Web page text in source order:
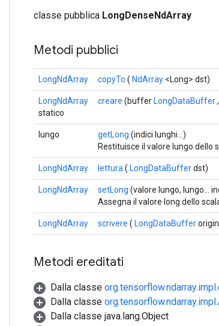
classe pubblica LongDenseNdArray
Metodi pubblici
LongNdArray copyTo ( NdArray <Long> dst)
LongNdArray
statico
creare (buffer LongDataBuffer,
lungo getLong (indici lunghi...)
Restituisce il valore lungo
LongNdArray lettura ( LongDataBufferdst)
LongNdArray setLong (valore lungo, lungo...
Assegna il valore long dello
LongNdArray scrivere ( LongDataBuffer
Metodi ereditati
Dalla classe
Dalla classe
Dalla classe java.lang.Object